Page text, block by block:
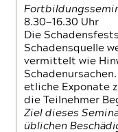
8.30—16.30 Uhr
Die
Schadensquelle
vermittelt wie
etliche Exponate
die Teilnehmer
Ziel dieses
üblichen